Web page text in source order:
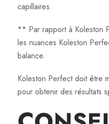
capillaires.
** Par rapport à Koleston
les nuances Koleston
balance.
Koleston Perfect doit être
pour obtenir des résultats